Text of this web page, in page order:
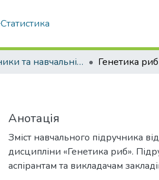
Статистика
Підручники та навчальні посібники Генетика риб
Анотація
Зміст навчального підручника
дисципліни «Генетика риб».
аспірантам та викладачам